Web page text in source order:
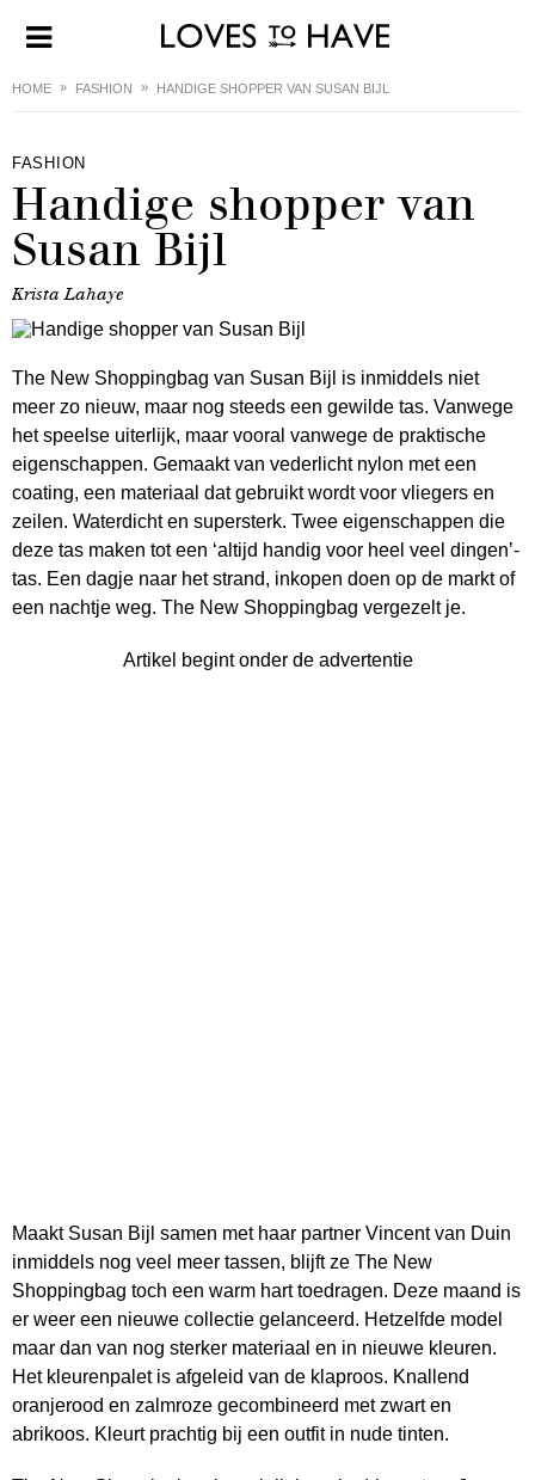
HOME FASHION HANDIGE SHOPPER VAN SUSAN BIJL
FASHION
Handige shopper van
Susan Bijl
Krista Lahaye
The New Shoppingbag van Susan Bijl is inmiddels niet
meer zo nieuw, maar nog steeds een gewilde tas. Vanwege
het speelse uiterlijk, maar vooral vanwege de praktische
eigenschappen. Gemaakt van vederlicht nylon met een
coating, een materiaal dat gebruikt wordt voor vliegers en
zeilen. Waterdicht en supersterk. Twee eigenschappen die
deze tas maken tot een ‘altijd handig voor heel veel dingen’-
tas. Een dagje naar het strand, inkopen doen op de markt of
een nachtje weg. The New Shoppingbag vergezelt je.
Artikel begint onder de advertentie
Maakt Susan Bijl samen met haar partner Vincent van Duin
inmiddels nog veel meer tassen, blijft ze The New
Shoppingbag toch een warm hart toedragen. Deze maand is
er weer een nieuwe collectie gelanceerd. Hetzelfde model
maar dan van nog sterker materiaal en in nieuwe kleuren.
Het kleurenpalet is afgeleid van de klaproos. Knallend
oranjerood en zalmroze gecombineerd met zwart en
abrikoos. Kleurt prachtig bij een outfit in nude tinten.